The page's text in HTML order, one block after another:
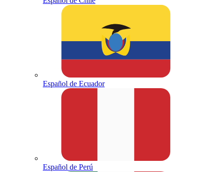
Español de Ecuador
Español de Perú